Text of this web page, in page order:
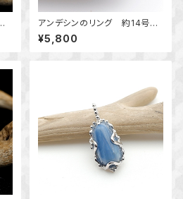
アンデシンのリング 約14号
～揺らめく色彩～ 天然石アク
セサリー 指輪 一点物
¥5,800